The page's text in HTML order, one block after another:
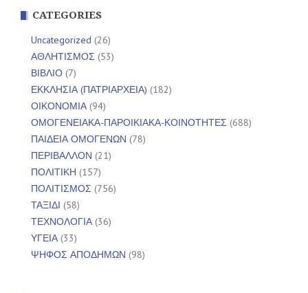
CATEGORIES
Uncategorized (26)
ΑΘΛΗΤΙΣΜΟΣ (53)
ΒΙΒΛΙΟ (7)
ΕΚΚΛΗΣΙΑ (ΠΑΤΡΙΑΡΧΕΙΑ) (182)
ΟΙΚΟΝΟΜΙΑ(94)
ΟΜΟΓΕΝΕΙΑΚΑ-ΠΑΡΟΙΚΙΑΚΑ-ΚΟΙΝΟΤΗΤΕΣ (688)
ΠΑΙΔΕΙΑ ΟΜΟΓΕΝΩΝ (78)
ΠΕΡΙΒΑΛΛΟΝ (21)
ΠΟΛΙΤΙΚΗ (157)
ΠΟΛΙΤΙΣΜΟΣ (756)
ΤΑΞΙΔΙ (58)
ΤΕΧΝΟΛΟΓΙΑ(36)
ΥΓΕΙΑ(33)
ΨΗΦΟΣ ΑΠΟΔΗΜΩΝ (98)